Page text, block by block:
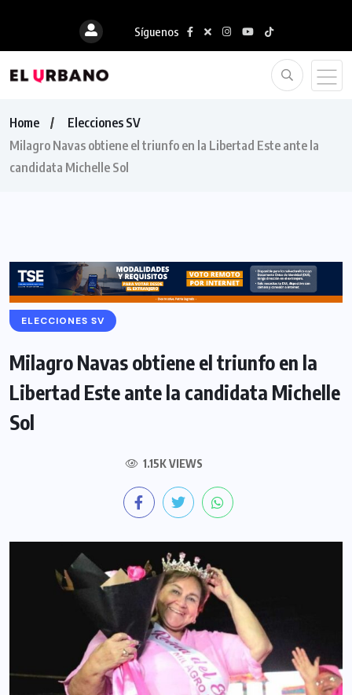
Síguenos
Home
Elecciones SV
Milagro Navas obtiene el triunfo en la Libertad Este ante la
candidata Michelle Sol
ELECCIONES SV
Milagro Navas obtiene el triunfo en la
Libertad Este ante la candidata Michelle
Sol
1.15K VIEWS